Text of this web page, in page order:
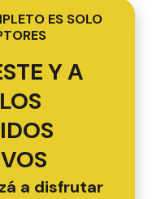
ES SOLO
Y A
a disfrutar